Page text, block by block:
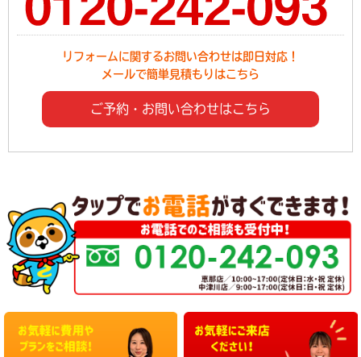
リフォームに関するお問い合わせは即日対応！
メールで簡単見積もりはこちら
ご予約・お問い合わせはこちら